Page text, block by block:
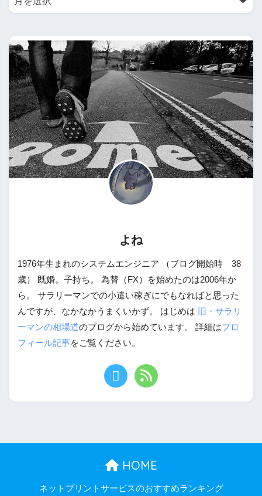
よね
1976年生まれのシステムエンジニア （ブログ開始時 38
歳） 既婚。子持ち。 為替（FX）を始めたのは2006年か
ら。 サラリーマンでの小遣い稼ぎにでもなればと思った
んですが、なかなかうまくいかず。 はじめは
旧・サラリ
ーマンの相場道のブログから始めています。 詳細はプロ
フィール記事をご覧ください。
HOME
ネットプリントサービスのおすすめランキング